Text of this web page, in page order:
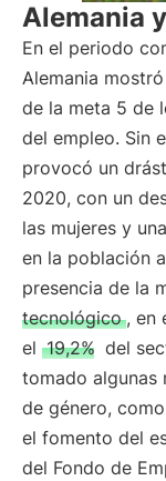
Alemania
En el periodo
Alemania
de la meta 5 de
del empleo. Sin
provocó un
2020, con un
las mujeres y
en la población
presencia de la
tecnológico , en
el 19,2% del
tomado algunas
de género,
el fomento del
del Fondo de